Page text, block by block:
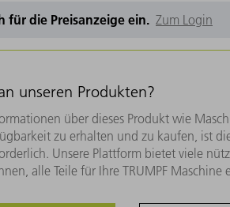
für die Preisanzeige ein. Zum Login
unseren Produkten?
über dieses Produkt wie
zu erhalten und zu kaufen, ist
Unsere Plattform bietet viele
alle Teile für Ihre TRUMPF Maschine